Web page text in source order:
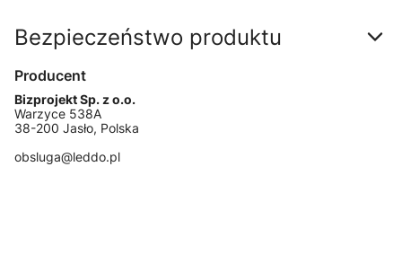
Bezpieczeństwo produktu
Producent
Bizprojekt Sp. z o.o.
Warzyce 538A
38-200 Jasło, Polska
obsluga@leddo.pl